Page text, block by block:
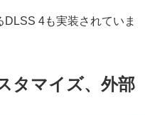
4も実装されていま
タマイズ、外部